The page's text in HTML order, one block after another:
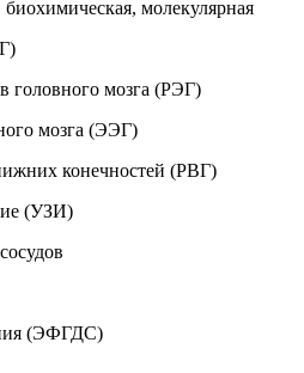
молекулярная
головного мозга (РЭГ)
мозга (ЭЭГ)
конечностей (РВГ)
(УЗИ)
(ЭФГДС)